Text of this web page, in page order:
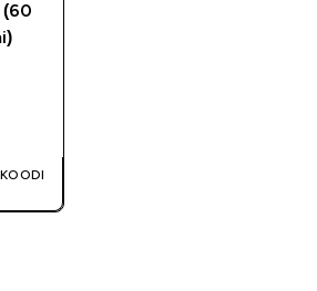
(60
KOODI